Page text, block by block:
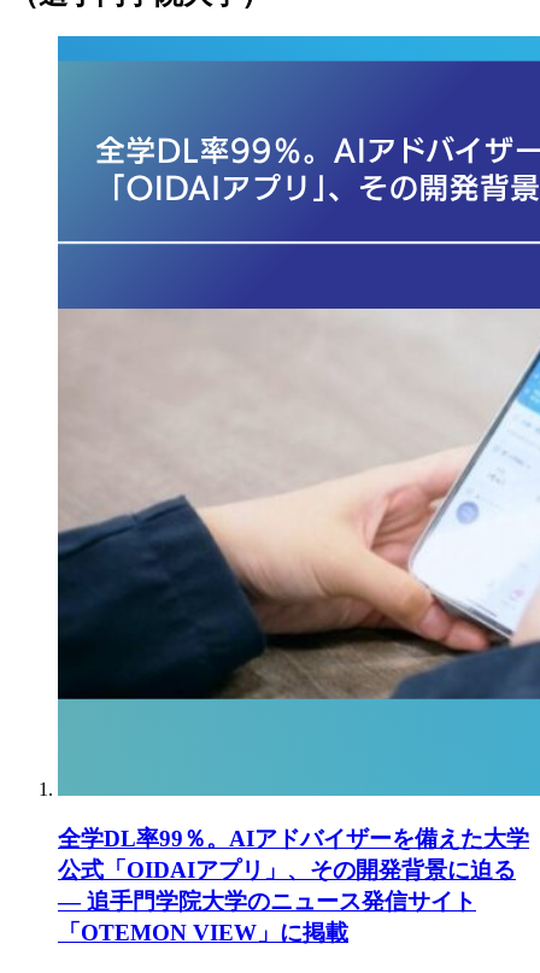
全学DL率99％。AIアドバイザーを備えた大学
公式「OIDAIアプリ」、その開発背景に迫る
― 追手門学院大学のニュース発信サイト
「OTEMON VIEW」に掲載